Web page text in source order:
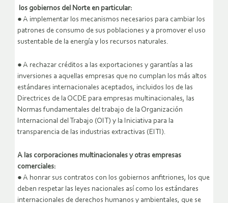
los gobiernos del Norte en particular:
● A implementar los mecanismos necesarios para cambiar los
patrones de consumo de sus poblaciones y a promover el uso
sustentable de la energía y los recursos naturales.
● A rechazar créditos a las exportaciones y garantías a las
inversiones a aquellas empresas que no cumplan los más altos
estándares internacionales aceptados, incluidos los de las
Directrices de la OCDE para empresas multinacionales, las
Normas fundamentales del trabajo de la Organización
Internacional del Trabajo (OIT) y la Iniciativa para la
transparencia de las industrias extractivas (EITI).
A las corporaciones multinacionales y otras empresas
comerciales:
● A honrar sus contratos con los gobiernos anfitriones, los que
deben respetar las leyes nacionales así como los estándares
internacionales de derechos humanos y ambientales, que se